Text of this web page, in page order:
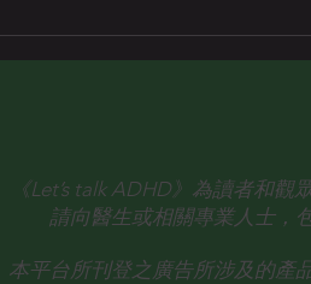
己的人，總
除了定
《Let’s talk ADHD》為讀者和
請向醫生或相關專業人士，
本平台所刊登之廣告所涉及的產